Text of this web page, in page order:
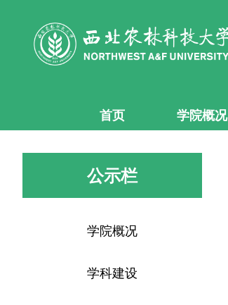
首页 学院概况
公示栏
学院概况
学科建设